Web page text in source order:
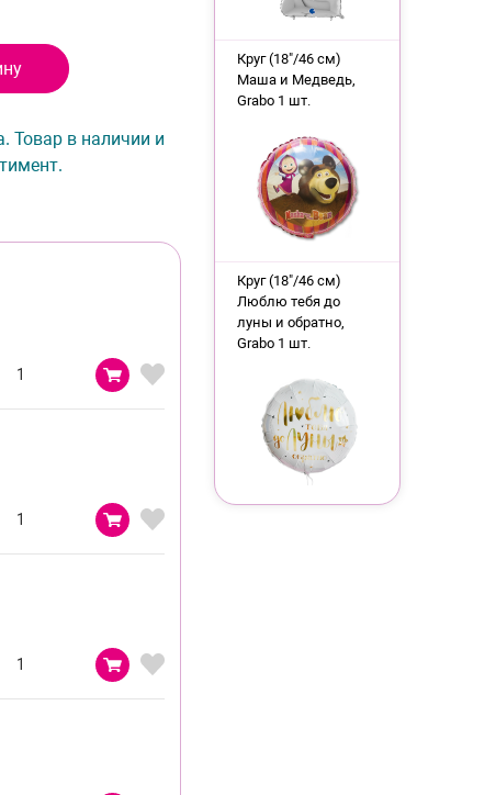
Товар в наличии и
Круг (18"/46 см)
Маша и Медведь,
Grabo 1 шт.
Круг (18"/46 см)
Люблю тебя до
луны и обратно,
Grabo 1 шт.